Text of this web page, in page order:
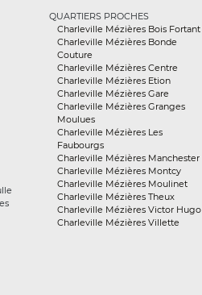
QUARTIERS PROCHES
Charleville Mézières Bois Fortant
Charleville Mézières Bonde
Couture
Charleville Mézières Centre
Charleville Mézières Etion
Charleville Mézières Gare
Charleville Mézières Granges
Moulues
Charleville Mézières Les
Faubourgs
Charleville Mézières Manchester
Charleville Mézières Montcy
Charleville Mézières Moulinet
Charleville Mézières Theux
Charleville Mézières Victor Hugo
Charleville Mézières Villette